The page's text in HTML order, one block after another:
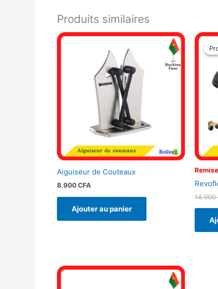
Produits similaires
Aiguiseur de Couteaux
8.900CFA
Ajouter au panier
14.900